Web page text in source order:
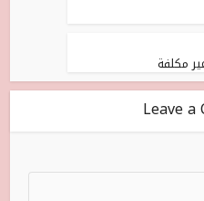
مكلفة
Leave a